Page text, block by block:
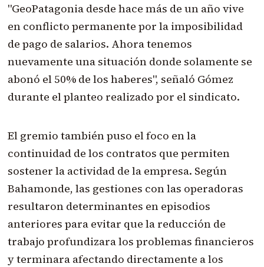
"GeoPatagonia desde hace más de un año vive
en conflicto permanente por la imposibilidad
de pago de salarios. Ahora tenemos
nuevamente una situación donde solamente se
abonó el 50% de los haberes", señaló Gómez
durante el planteo realizado por el sindicato.
El gremio también puso el foco en la
continuidad de los contratos que permiten
sostener la actividad de la empresa. Según
Bahamonde, las gestiones con las operadoras
resultaron determinantes en episodios
anteriores para evitar que la reducción de
trabajo profundizara los problemas financieros
y terminara afectando directamente a los